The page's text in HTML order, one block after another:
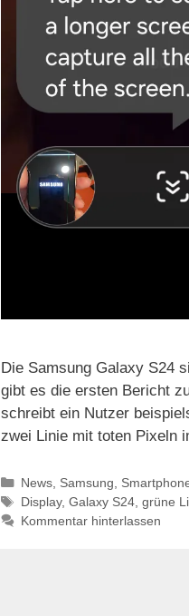
Die Samsung Galaxy S24
gibt es die ersten Bericht
schreibt ein Nutzer
zwei Linie mit toten Pixeln
Kategorien
News, Samsung
Schlagwörter
Display, Galaxy S24, grüne
Kommentar hinterlassen